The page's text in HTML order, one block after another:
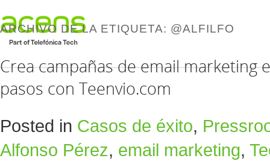
ARCHIVO DE LA ETIQUETA: @ALFILFO
Crea campañas de email marketing
pasos con Teenvio.com
Posted in Casos de éxito,
Alfonso Pérez, email marketing,